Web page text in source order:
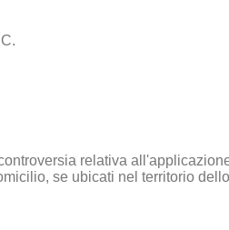
relativa
se ubicati nel territorio